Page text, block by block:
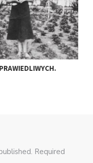
Required